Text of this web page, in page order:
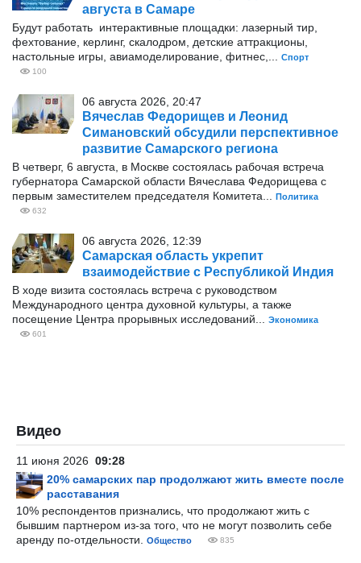
августа в Самаре
Будут работать интерактивные площадки: лазерный тир,
фехтование, керлинг, скалодром, детские аттракционы,
настольные игры, авиамоделирование, фитнес,...
Спорт
100
06 августа 2026, 20:47
Вячеслав Федорищев и Леонид
Симановский обсудили перспективное
развитие Самарского региона
В четверг, 6 августа, в Москве состоялась рабочая встреча
губернатора Самарской области Вячеслава Федорищева с
первым заместителем председателя Комитета...
Политика
632
06 августа 2026, 12:39
Самарская область укрепит
взаимодействие с Республикой Индия
В ходе визита состоялась встреча с руководством
Международного центра духовной культуры, а также
посещение Центра прорывных исследований...
Экономика
601
Видео
11 июня 2026 09:28
20% самарских пар продолжают жить вместе после
расставания
10% респондентов признались, что продолжают жить с
бывшим партнером из-за того, что не могут позволить себе
аренду по-отдельности.
Общество 835